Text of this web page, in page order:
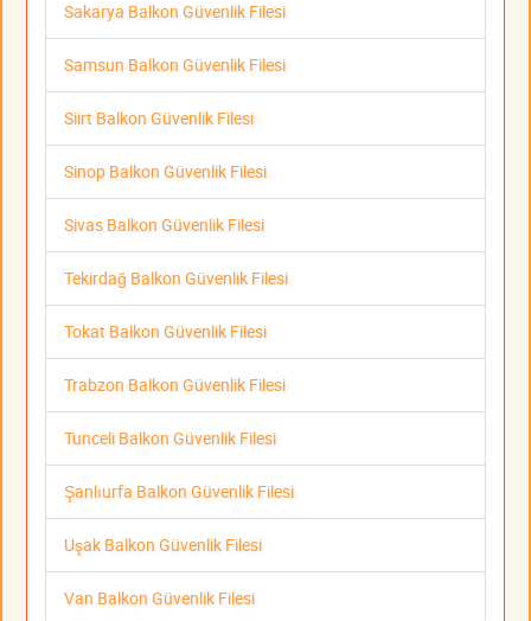
Sakarya Balkon Güvenlik Filesi
Samsun Balkon Güvenlik Filesi
Siirt Balkon Güvenlik Filesi
Sinop Balkon Güvenlik Filesi
Sivas Balkon Güvenlik Filesi
Tekirdağ Balkon Güvenlik Filesi
Tokat Balkon Güvenlik Filesi
Trabzon Balkon Güvenlik Filesi
Tunceli Balkon Güvenlik Filesi
Şanlıurfa Balkon Güvenlik Filesi
Uşak Balkon Güvenlik Filesi
Van Balkon Güvenlik Filesi